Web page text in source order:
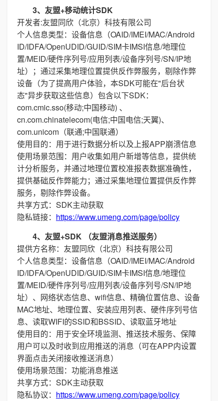
3、友盟+移动统计SDK
开发者:友盟同欣（北京）科技有限公司
个人信息类型：设备信息（OAID/IMEI/MAC/Android
ID/IDFA/OpenUDID/GUID/SIM卡IMSI信息/地理位
置/MEID/硬件序列号/应用列表/设备序列号/SN/IP地
址）；通过采集地理位置提供反作弊服务，剔除作弊
设备（为了提高用户体验，本SDK可能在"后台状
态"异步获取这些信息）包含以下SDK：
com.cmic.sso(移动;中国移动) 、
cn.com.chinatelecom(电信;中国电信;天翼)、
com.unicom（联通;中国联通）
使用目的：用于进行数据分析以及上报APP崩溃信息
使用场景范围：用户收集如用户新增等信息，提供统
计分析服务，并通过地理位置校准报表数据准确性，
提供基础反作弊能力；通过采集地理位置提供反作弊
服务，剔除作弊设备。
共享方式：SDK主动获取
隐私链接： https://www.umeng.com/page/policy
4、友盟+SDK （友盟消息推送服务）
提供方名称：友盟同欣（北京）科技有限公司
个人信息类型：设备信息（OAID/IMEI/MAC/Android
ID/IDFA/OpenUDID/GUID/SIM卡IMSI信息/地理位
置/MEID/硬件序列号/应用列表/设备序列号/SN/IP地
址）、网络状态信息、wifi信息、精确位置信息、设备
MAC地址、地理位置、安装应用列表、硬件序列号信
息、读取WIFI的SSID和BSSID、读取蓝牙地址
使用目的：用于安全环境监测、推送技术服务、保障
用户可以及时收到应用推送的消息（可在APP内设置
界面点击关闭接收推送消息）
使用场景范围：功能消息推送
共享方式：SDK主动获取
隐私协议： https://www.umeng.com/page/policy